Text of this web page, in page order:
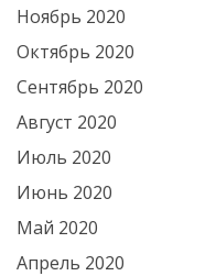
Ноябрь 2020
Октябрь 2020
Сентябрь 2020
Август 2020
Июль 2020
Июнь 2020
Май 2020
Апрель 2020